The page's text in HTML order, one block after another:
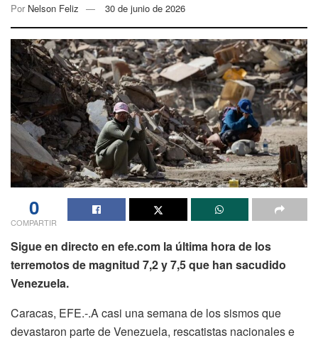
Por Nelson Feliz 30 de junio de 2026
0
COMPARTIR
Sigue en directo en efe.com la última hora de los
terremotos de magnitud 7,2 y 7,5 que han sacudido
Venezuela.
Caracas, EFE.-.A casi una semana de los sismos que
devastaron parte de Venezuela, rescatistas nacionales e